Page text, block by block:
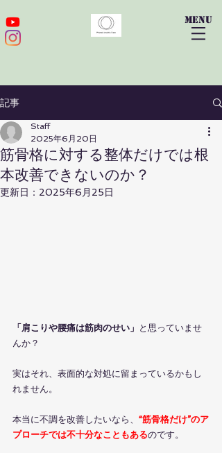
​menu
記事
筋骨格に対する整体だけでは根
本改善できないのか？
Staff
2025年6月20日
更新日： 2025年6月25日
「肩こりや腰痛は筋肉のせい」 と思っていませ
んか？
実はそれ、表面的な対処に留まっているかもし
れません。
本当に不調を改善したいなら、 “筋骨格だけ”のア
プローチでは不十分なこともあるのです。